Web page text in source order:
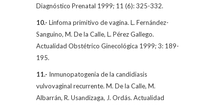
Diagnóstico Prenatal 1999; 11 (6): 325-332.
10.- Linfoma primitivo de vagina. L. Fernández-
Sanguino, M. De la Calle, L. Pérez Gallego.
Actualidad Obstétrico Ginecológica 1999; 3: 189-
195.
11.- Inmunopatogenia de la candidiasis
vulvovaginal recurrente. M. De la Calle, M.
Albarrán, R. Usandizaga, J. Ordás. Actualidad